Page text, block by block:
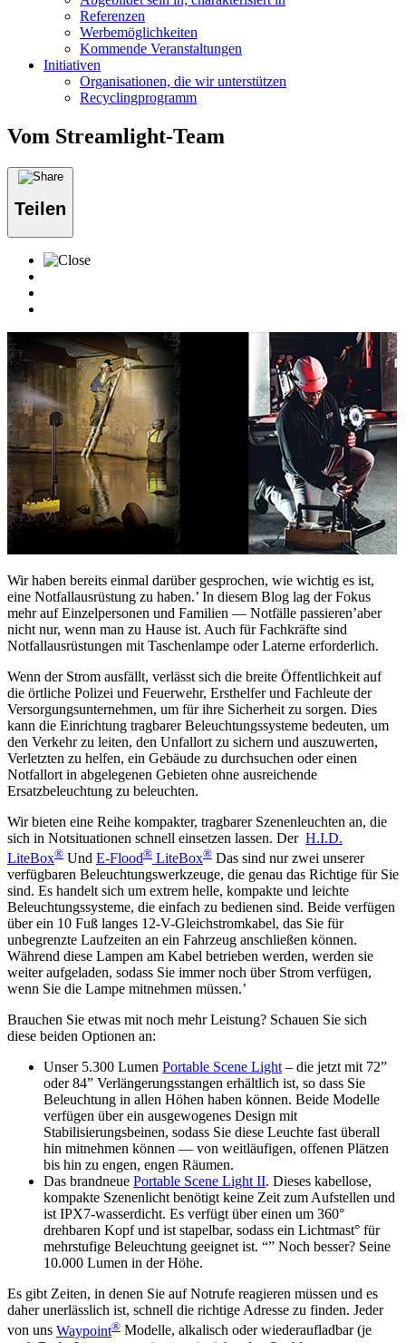
Referenzen
Werbemöglichkeiten
Kommende Veranstaltungen
Initiativen
Organisationen, die wir unterstützen
Recyclingprogramm
Vom Streamlight-Team
Teilen
Wir haben bereits einmal darüber gesprochen, wie wichtig es ist,
eine Notfallausrüstung zu haben.’ In diesem Blog lag der Fokus
mehr auf Einzelpersonen und Familien — Notfälle passieren’aber
nicht nur, wenn man zu Hause ist. Auch für Fachkräfte sind
Notfallausrüstungen mit Taschenlampe oder Laterne erforderlich.
Wenn der Strom ausfällt, verlässt sich die breite Öffentlichkeit auf
die örtliche Polizei und Feuerwehr, Ersthelfer und Fachleute der
Versorgungsunternehmen, um für ihre Sicherheit zu sorgen. Dies
kann die Einrichtung tragbarer Beleuchtungssysteme bedeuten, um
den Verkehr zu leiten, den Unfallort zu sichern und auszuwerten,
Verletzten zu helfen, ein Gebäude zu durchsuchen oder einen
Notfallort in abgelegenen Gebieten ohne ausreichende
Ersatzbeleuchtung zu beleuchten.
Wir bieten eine Reihe kompakter, tragbarer Szenenleuchten an, die
sich in Notsituationen schnell einsetzen lassen. Der H.I.D.
LiteBox® Und E-Flood® LiteBox® Das sind nur zwei unserer
verfügbaren Beleuchtungswerkzeuge, die genau das Richtige für Sie
sind. Es handelt sich um extrem helle, kompakte und leichte
Beleuchtungssysteme, die einfach zu bedienen sind. Beide verfügen
über ein 10 Fuß langes 12-V-Gleichstromkabel, das Sie für
unbegrenzte Laufzeiten an ein Fahrzeug anschließen können.
Während diese Lampen am Kabel betrieben werden, werden sie
weiter aufgeladen, sodass Sie immer noch über Strom verfügen,
wenn Sie die Lampe mitnehmen müssen.’
Brauchen Sie etwas mit noch mehr Leistung? Schauen Sie sich
diese beiden Optionen an:
Unser 5.300 Lumen Portable Scene Light – die jetzt mit 72”
oder 84” Verlängerungsstangen erhältlich ist, so dass Sie
Beleuchtung in allen Höhen haben können. Beide Modelle
verfügen über ein ausgewogenes Design mit
Stabilisierungsbeinen, sodass Sie diese Leuchte fast überall
hin mitnehmen können — von weitläufigen, offenen Plätzen
bis hin zu engen, engen Räumen.
Das brandneue Portable Scene Light II. Dieses kabellose,
kompakte Szenenlicht benötigt keine Zeit zum Aufstellen und
ist IPX7-wasserdicht. Es verfügt über einen um 360°
drehbaren Kopf und ist stapelbar, sodass ein Lichtmast° für
mehrstufige Beleuchtung geeignet ist. “” Noch besser? Seine
10.000 Lumen in der Höhe.
Es gibt Zeiten, in denen Sie auf Notrufe reagieren müssen und es
daher unerlässlich ist, schnell die richtige Adresse zu finden. Jeder
von uns Waypoint® Modelle, alkalisch oder wiederaufladbar (je